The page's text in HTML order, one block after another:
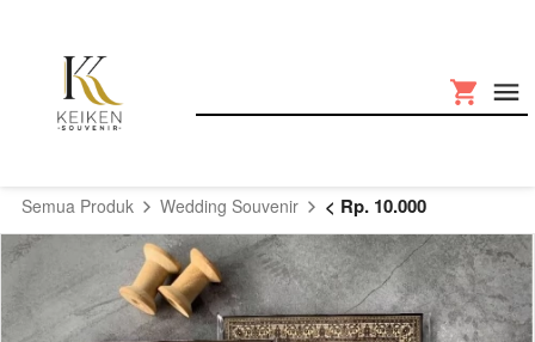
Semua Produk Wedding Souvenir < Rp. 10.000